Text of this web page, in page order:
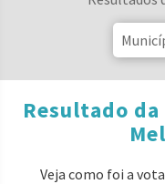
Resultado
Veja como foi a